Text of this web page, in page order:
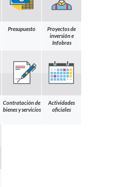
Presupuesto
Proyectos de
inversión e
Infobras
Contratación de
bienes y servicios
Actividades
oficiales